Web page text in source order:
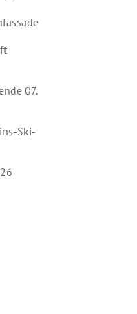
07.
Ski-